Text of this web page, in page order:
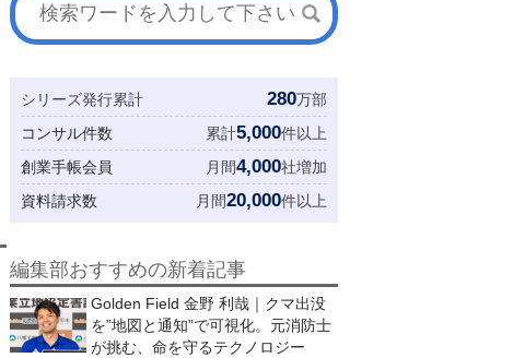
シリーズ発行累計 280万部
コンサル件数
累計5,000件以上
創業手帳会員
月間4,000社増加
資料請求数
月間20,000件以上
編集部おすすめの新着記事
Golden Field 金野 利哉｜クマ出没
を”地図と通知”で可視化。元消防士
が挑む、命を守るテクノロジー